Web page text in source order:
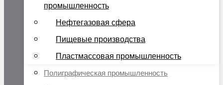
промышленность
Нефтегазовая сфера
Пищевые производства
Пластмассовая промышленность
Полиграфическая промышленность